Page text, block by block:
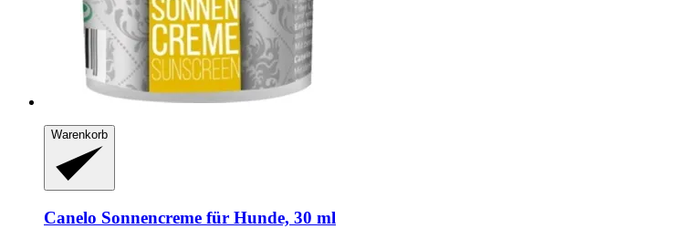
Warenkorb
Canelo Sonnencreme für Hunde, 30 ml